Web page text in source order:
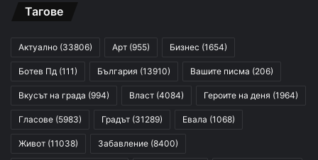
Тагове
Актуално (33806) Арт (955) Бизнес (1654)
Ботев Пд (111) България (13910) Вашите писма (206)
Вкусът на града (994) Власт (4084) Героите на деня (1964)
Гласове (5983) Градът (31289) Евала (1068)
Живот (11038) Забавление (8400)